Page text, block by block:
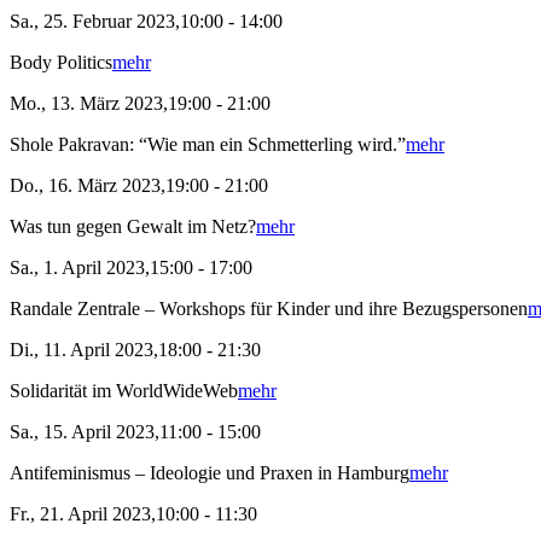
Sa., 25. Februar 2023,10:00 - 14:00
Body Politicsmehr
Mo., 13. März 2023,19:00 - 21:00
Shole Pakravan: “Wie man ein Schmetterling wird.”mehr
Do., 16. März 2023,19:00 - 21:00
Was tun gegen Gewalt im Netz?mehr
Sa., 1. April 2023,15:00 - 17:00
Randale Zentrale – Workshops für Kinder und ihre Bezugspersonen
Di., 11. April 2023,18:00 - 21:30
Solidarität im WorldWideWebmehr
Sa., 15. April 2023,11:00 - 15:00
Antifeminismus – Ideologie und Praxen in Hamburgmehr
Fr., 21. April 2023,10:00 - 11:30